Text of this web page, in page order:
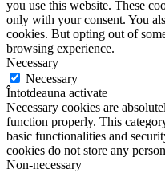
you use this website. These
only with your consent. You
cookies. But opting out of
browsing experience.
Necessary
Necessary
Întotdeauna activate
Necessary cookies are
function properly. This
basic functionalities and
cookies do not store any
Non-necessary